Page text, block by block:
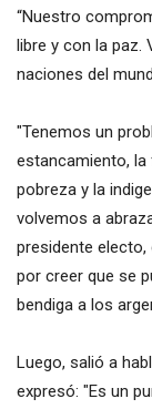
“Nuestro
libre y con la
naciones del
"Tenemos un
estancamiento, la
pobreza y la
volvemos a
presidente electo,
por creer que se
bendiga a los
Luego, salió a
expresó: "Es un